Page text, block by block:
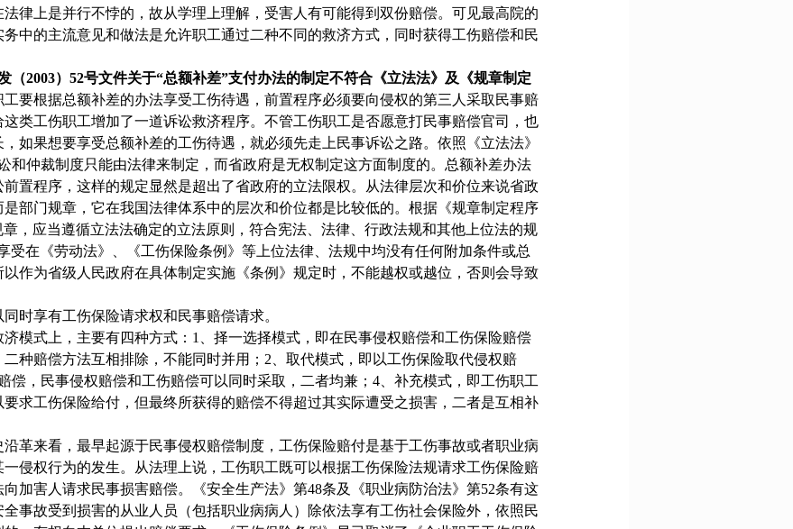
律上是并行不悖的，故从学理上理解，受害人有可能得到双份赔偿。可见最高院的
中的主流意见和做法是允许职工通过二种不同的救济方式，同时获得工伤赔偿和民
（2003）52号文件关于“总额补差”支付办法的制定不符合《立法法》及《规章制定
工要根据总额补差的办法享受工伤待遇，前置程序必须要向侵权的第三人采取民事赔
类工伤职工增加了一道诉讼救济程序。不管工伤职工是否愿意打民事赔偿官司，也
如果想要享受总额补差的工伤待遇，就必须先走上民事诉讼之路。依照《立法法》
和仲裁制度只能由法律来制定，而省政府是无权制定这方面制度的。总额补差办法
置程序，这样的规定显然是超出了省政府的立法限权。从法律层次和价位来说省政
部门规章，它在我国法律体系中的层次和价位都是比较低的。根据《规章制定程序
章，应当遵循立法法确定的立法原则，符合宪法、法律、行政法规和其他上位法的规
受在《劳动法》、《工伤保险条例》等上位法律、法规中均没有任何附加条件或总
作为省级人民政府在具体制定实施《条例》规定时，不能越权或越位，否则会导致
时享有工伤保险请求权和民事赔偿请求。
模式上，主要有四种方式： 1
、择一选择模式，即在民事侵权赔偿和工伤保险赔偿
种赔偿方法互相排除，不能同时并用； 2 、取代模式，即以工伤保险取代侵权赔
偿，民事侵权赔偿和工伤赔偿可以同时采取，二者均兼； 4 、补充模式，即工伤职工
求工伤保险给付，但最终所获得的赔偿不得超过其实际遭受之损害，二者是互相补
革来看，最早起源于民事侵权赔偿制度，工伤保险赔付是基于工伤事故或者职业病
侵权行为的发生。从法理上说，工伤职工既可以根据工伤保险法规请求工伤保险赔
加害人请求民事损害赔偿。《安全生产法》第48条及《职业病防治法》第52条有这
事故受到损害的从业人员（包括职业病病人）除依法享有工伤社会保险外，依照民